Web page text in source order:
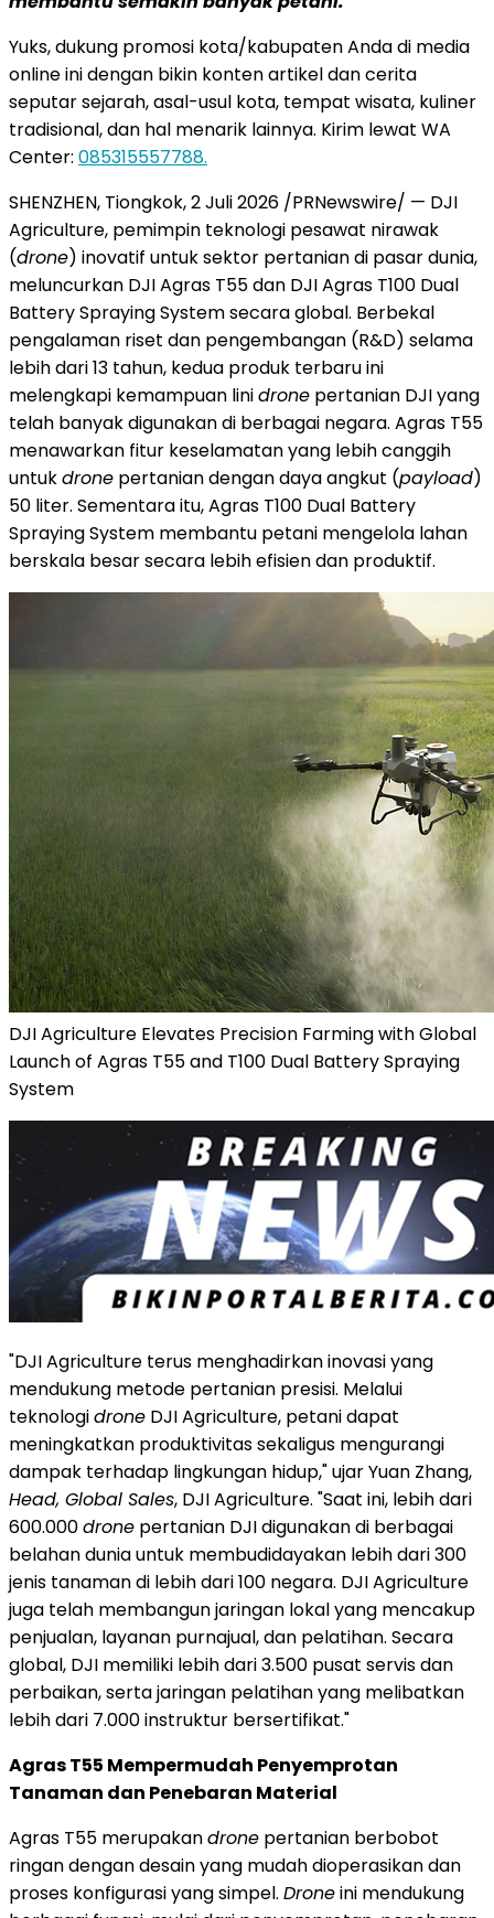
Yuks, dukung promosi kota/kabupaten Anda di media
online ini dengan bikin konten artikel dan cerita
seputar sejarah, asal-usul kota, tempat wisata, kuliner
tradisional, dan hal menarik lainnya. Kirim lewat WA
Center: 085315557788.
SHENZHEN, Tiongkok, 2 Juli 2026 /PRNewswire/ — DJI
Agriculture, pemimpin teknologi pesawat nirawak
(drone) inovatif untuk sektor pertanian di pasar dunia,
meluncurkan DJI Agras T55 dan DJI Agras T100 Dual
Battery Spraying System secara global. Berbekal
pengalaman riset dan pengembangan (R&D) selama
lebih dari 13 tahun, kedua produk terbaru ini
melengkapi kemampuan linidrone pertanian DJI yang
telah banyak digunakan di berbagai negara. Agras T55
menawarkan fitur keselamatan yang lebih canggih
untukdrone pertanian dengan daya angkut (payload)
50 liter. Sementara itu, Agras T100 Dual Battery
Spraying System membantu petani mengelola lahan
berskala besar secara lebih efisien dan produktif.
DJI Agriculture Elevates Precision Farming with Global
Launch of Agras T55 and T100 Dual Battery Spraying
System
"DJI Agriculture terus menghadirkan inovasi yang
mendukung metode pertanian presisi. Melalui
teknologidrone DJI Agriculture, petani dapat
meningkatkan produktivitas sekaligus mengurangi
dampak terhadap lingkungan hidup," ujar Yuan Zhang,
Head, Global Sales, DJI Agriculture. "Saat ini, lebih dari
600.000drone pertanian DJI digunakan di berbagai
belahan dunia untuk membudidayakan lebih dari 300
jenis tanaman di lebih dari 100 negara. DJI Agriculture
juga telah membangun jaringan lokal yang mencakup
penjualan, layanan purnajual, dan pelatihan. Secara
global, DJI memiliki lebih dari 3.500 pusat servis dan
perbaikan, serta jaringan pelatihan yang melibatkan
lebih dari 7.000 instruktur bersertifikat."
Agras T55 Mempermudah Penyemprotan
Tanaman dan Penebaran Material
Agras T55 merupakandrone pertanian berbobot
ringan dengan desain yang mudah dioperasikan dan
proses konfigurasi yang simpel. Droneini mendukung